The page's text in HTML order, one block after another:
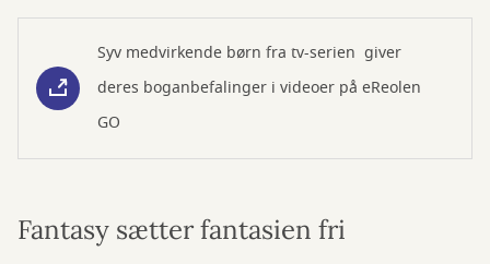
Syv medvirkende børn fra tv-serien giver
deres boganbefalinger i videoer på eReolen
GO
Fantasy sætter fantasien fri